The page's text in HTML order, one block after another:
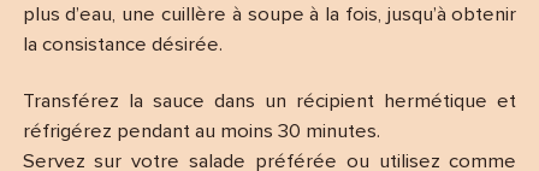
plus d’eau, une cuillère à soupe à la fois, jusqu’à obtenir
la consistance désirée.
Transférez la sauce dans un récipient hermétique et
réfrigérez pendant au moins 30 minutes.
Servez sur votre salade préférée ou utilisez comme